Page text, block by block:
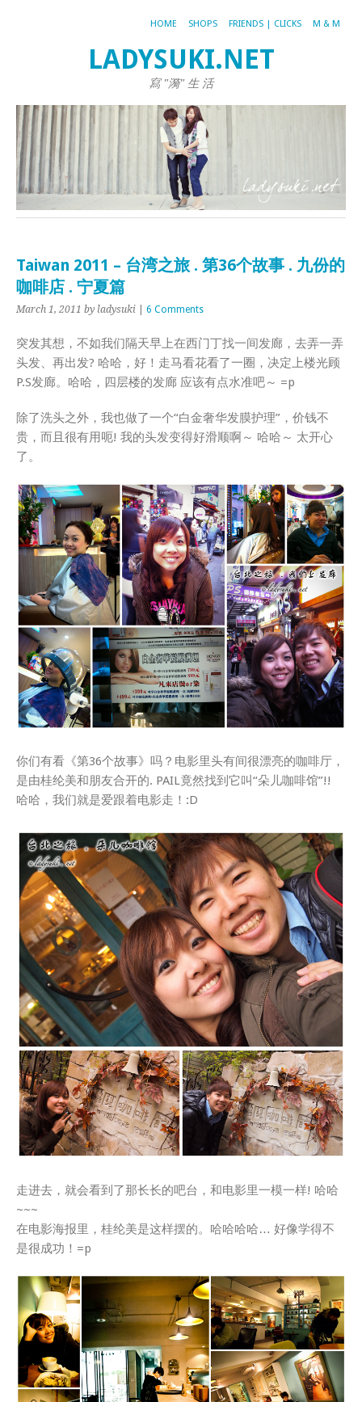
HOME SHOPS FRIENDS | CLICKS M & M
LADYSUKI.NET
寫 "漪" 生 活
Taiwan 2011 – 台湾之旅 . 第36个故事 . 九份的
咖啡店 . 宁夏篇
March 1, 2011 by ladysuki 6 Comments
突发其想，不如我们隔天早上在西门丁找一间发廊，去弄一弄
头发、再出发? 哈哈，好！走马看花看了一圈，决定上楼光顾
P.S发廊。哈哈，四层楼的发廊 应该有点水准吧～ =p
除了洗头之外，我也做了一个“白金奢华发膜护理”，价钱不
贵，而且很有用呃! 我的头发变得好滑顺啊～ 哈哈～ 太开心
了。
你们有看《第36个故事》吗？电影里头有间很漂亮的咖啡厅，
是由桂纶美和朋友合开的. PAIL竟然找到它叫“朵儿咖啡馆”!!
哈哈，我们就是爱跟着电影走！:D
走进去，就会看到了那长长的吧台，和电影里一模一样! 哈哈
~~~
在电影海报里，桂纶美是这样摆的。哈哈哈哈… 好像学得不
是很成功！=p